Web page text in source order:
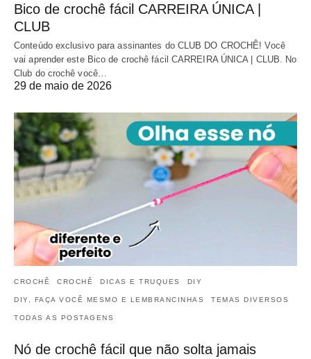
Bico de crochê fácil CARREIRA ÚNICA |
CLUB
Conteúdo exclusivo para assinantes do CLUB DO CROCHÊ! Você
vai aprender este Bico de crochê fácil CARREIRA ÚNICA | CLUB. No
Club do crochê você…
29 de maio de 2026
CROCHÊ CROCHÊ DICAS E TRUQUES DIY
DIY, FAÇA VOCÊ MESMO E LEMBRANCINHAS TEMAS DIVERSOS
TODAS AS POSTAGENS
Nó de crochê fácil que não solta jamais